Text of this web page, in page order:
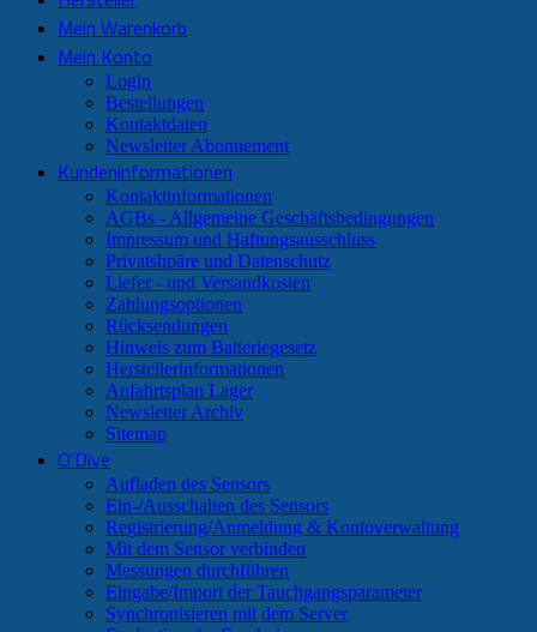
Mein Warenkorb
Mein Konto
Login
Bestellungen
Kontaktdaten
Newsletter Abonnement
Kundeninformationen
Kontaktinformationen
AGBs - Allgemeine Geschäftsbedingungen
Impressum und Haftungsausschluss
Privatshpäre und Datenschutz
Liefer - und Versandkosten
Zahlungsoptionen
Rücksendungen
Hinweis zum Batteriegesetz
Herstellerinformationen
Anfahrtsplan Lager
Newsletter Archiv
Sitemap
O'Dive
Aufladen des Sensors
Ein-/Ausschalten des Sensors
Registrierung/Anmeldung & Kontoverwaltung
Mit dem Sensor verbinden
Messungen durchführen
Eingabe/Import der Tauchgangsparameter
Synchronisieren mit dem Server